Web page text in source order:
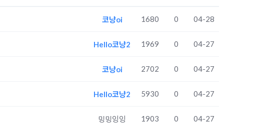
코냥oi 1680 0 04-28
Hello코냥2 1969 0 04-27
코냥oi 2702 0 04-27
Hello코냥2 5930 0 04-27
밍밍잉잉 1903 0 04-27